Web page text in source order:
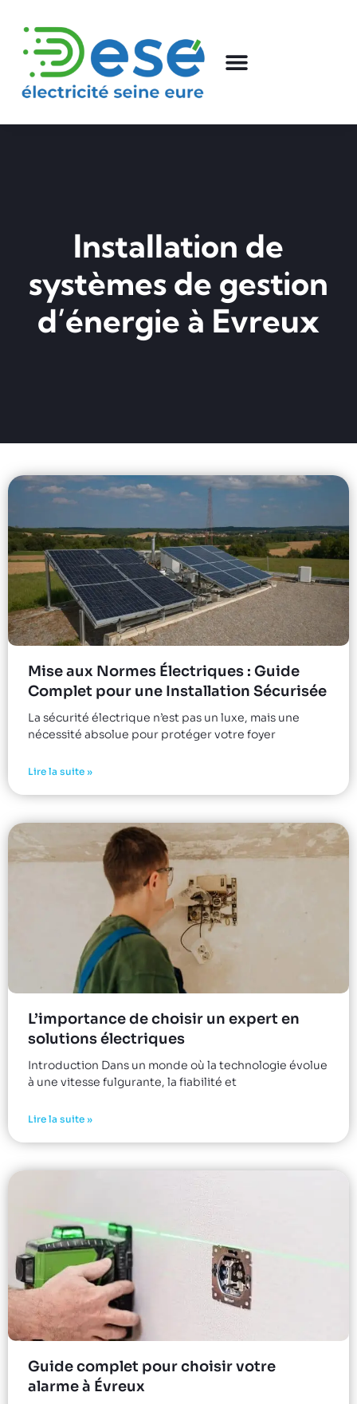
Installation de
systèmes de gestion
d’énergie à Evreux
Mise aux Normes Électriques : Guide
Complet pour une Installation Sécurisée
La sécurité électrique n’est pas un luxe, mais une
nécessité absolue pour protéger votre foyer
Lire la suite »
L’importance de choisir un expert en
solutions électriques
Introduction Dans un monde où la technologie évolue
à une vitesse fulgurante, la fiabilité et
Lire la suite »
Guide complet pour choisir votre
alarme à Évreux